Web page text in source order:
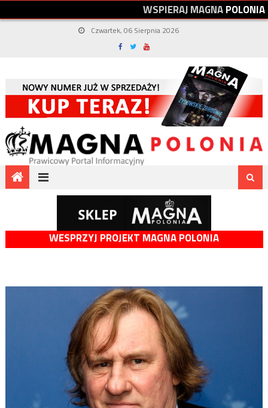
WSPIERAJMAGNAPOLONIA
Czwartek, 06 Sierpnia 2026
WESPRZYJ PROJEKT MAGNA POLONIA